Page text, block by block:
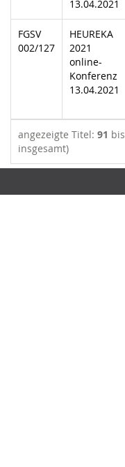
13.04.2021
FGSV
002/127
HEUREKA
2021
online-
Konferenz
13.04.2021
angezeigte Titel: 91 bis
insgesamt)